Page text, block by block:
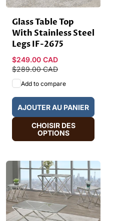
Glass Table Top
With Stainless Steel
Legs IF-2675
Prix
promotionnel
$249.00 CAD
$289.00 CAD
Add to compare
AJOUTER AU PANIER
CHOISIR DES
OPTIONS